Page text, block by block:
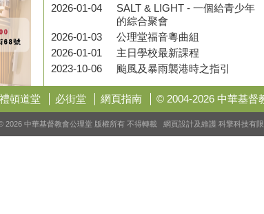
2026-01-04
SALT & LIGHT - 一個給青少年
的綜合聚會
2026-01-03
公理堂福音粵曲組
2026-01-01
主日學校最新課程
2023-10-06
颱風及暴雨襲港時之指引
頓道堂 必街堂 網頁指南 © 2004-2026 中華基督
2026 中華基督教會公理堂 版權所有 不得轉載 網頁設計及維護 科擎科技有